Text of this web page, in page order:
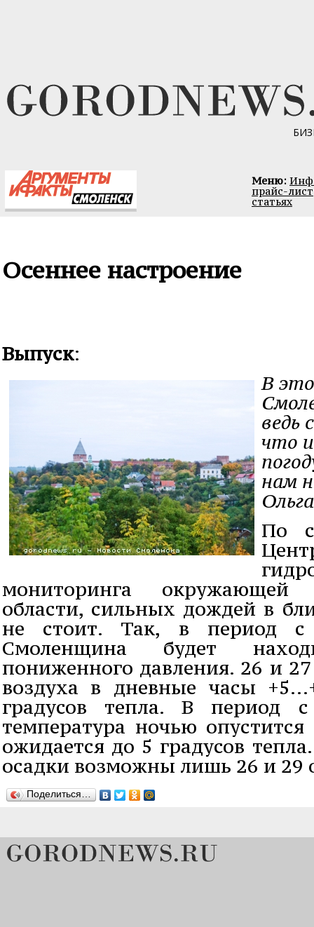
Меню:
прайс-лист
статьях
Осеннее настроение
Выпуск:
В
ведь
что
нам
По
мониторинга окружающей
области, сильных дождей в
не стоит. Так, в период
Смоленщина будет
пониженного давления. 26 и
воздуха в дневные часы
градусов тепла. В период
температура ночью
ожидается до 5 градусов
осадки возможны лишь 26 и 29
Поделиться…